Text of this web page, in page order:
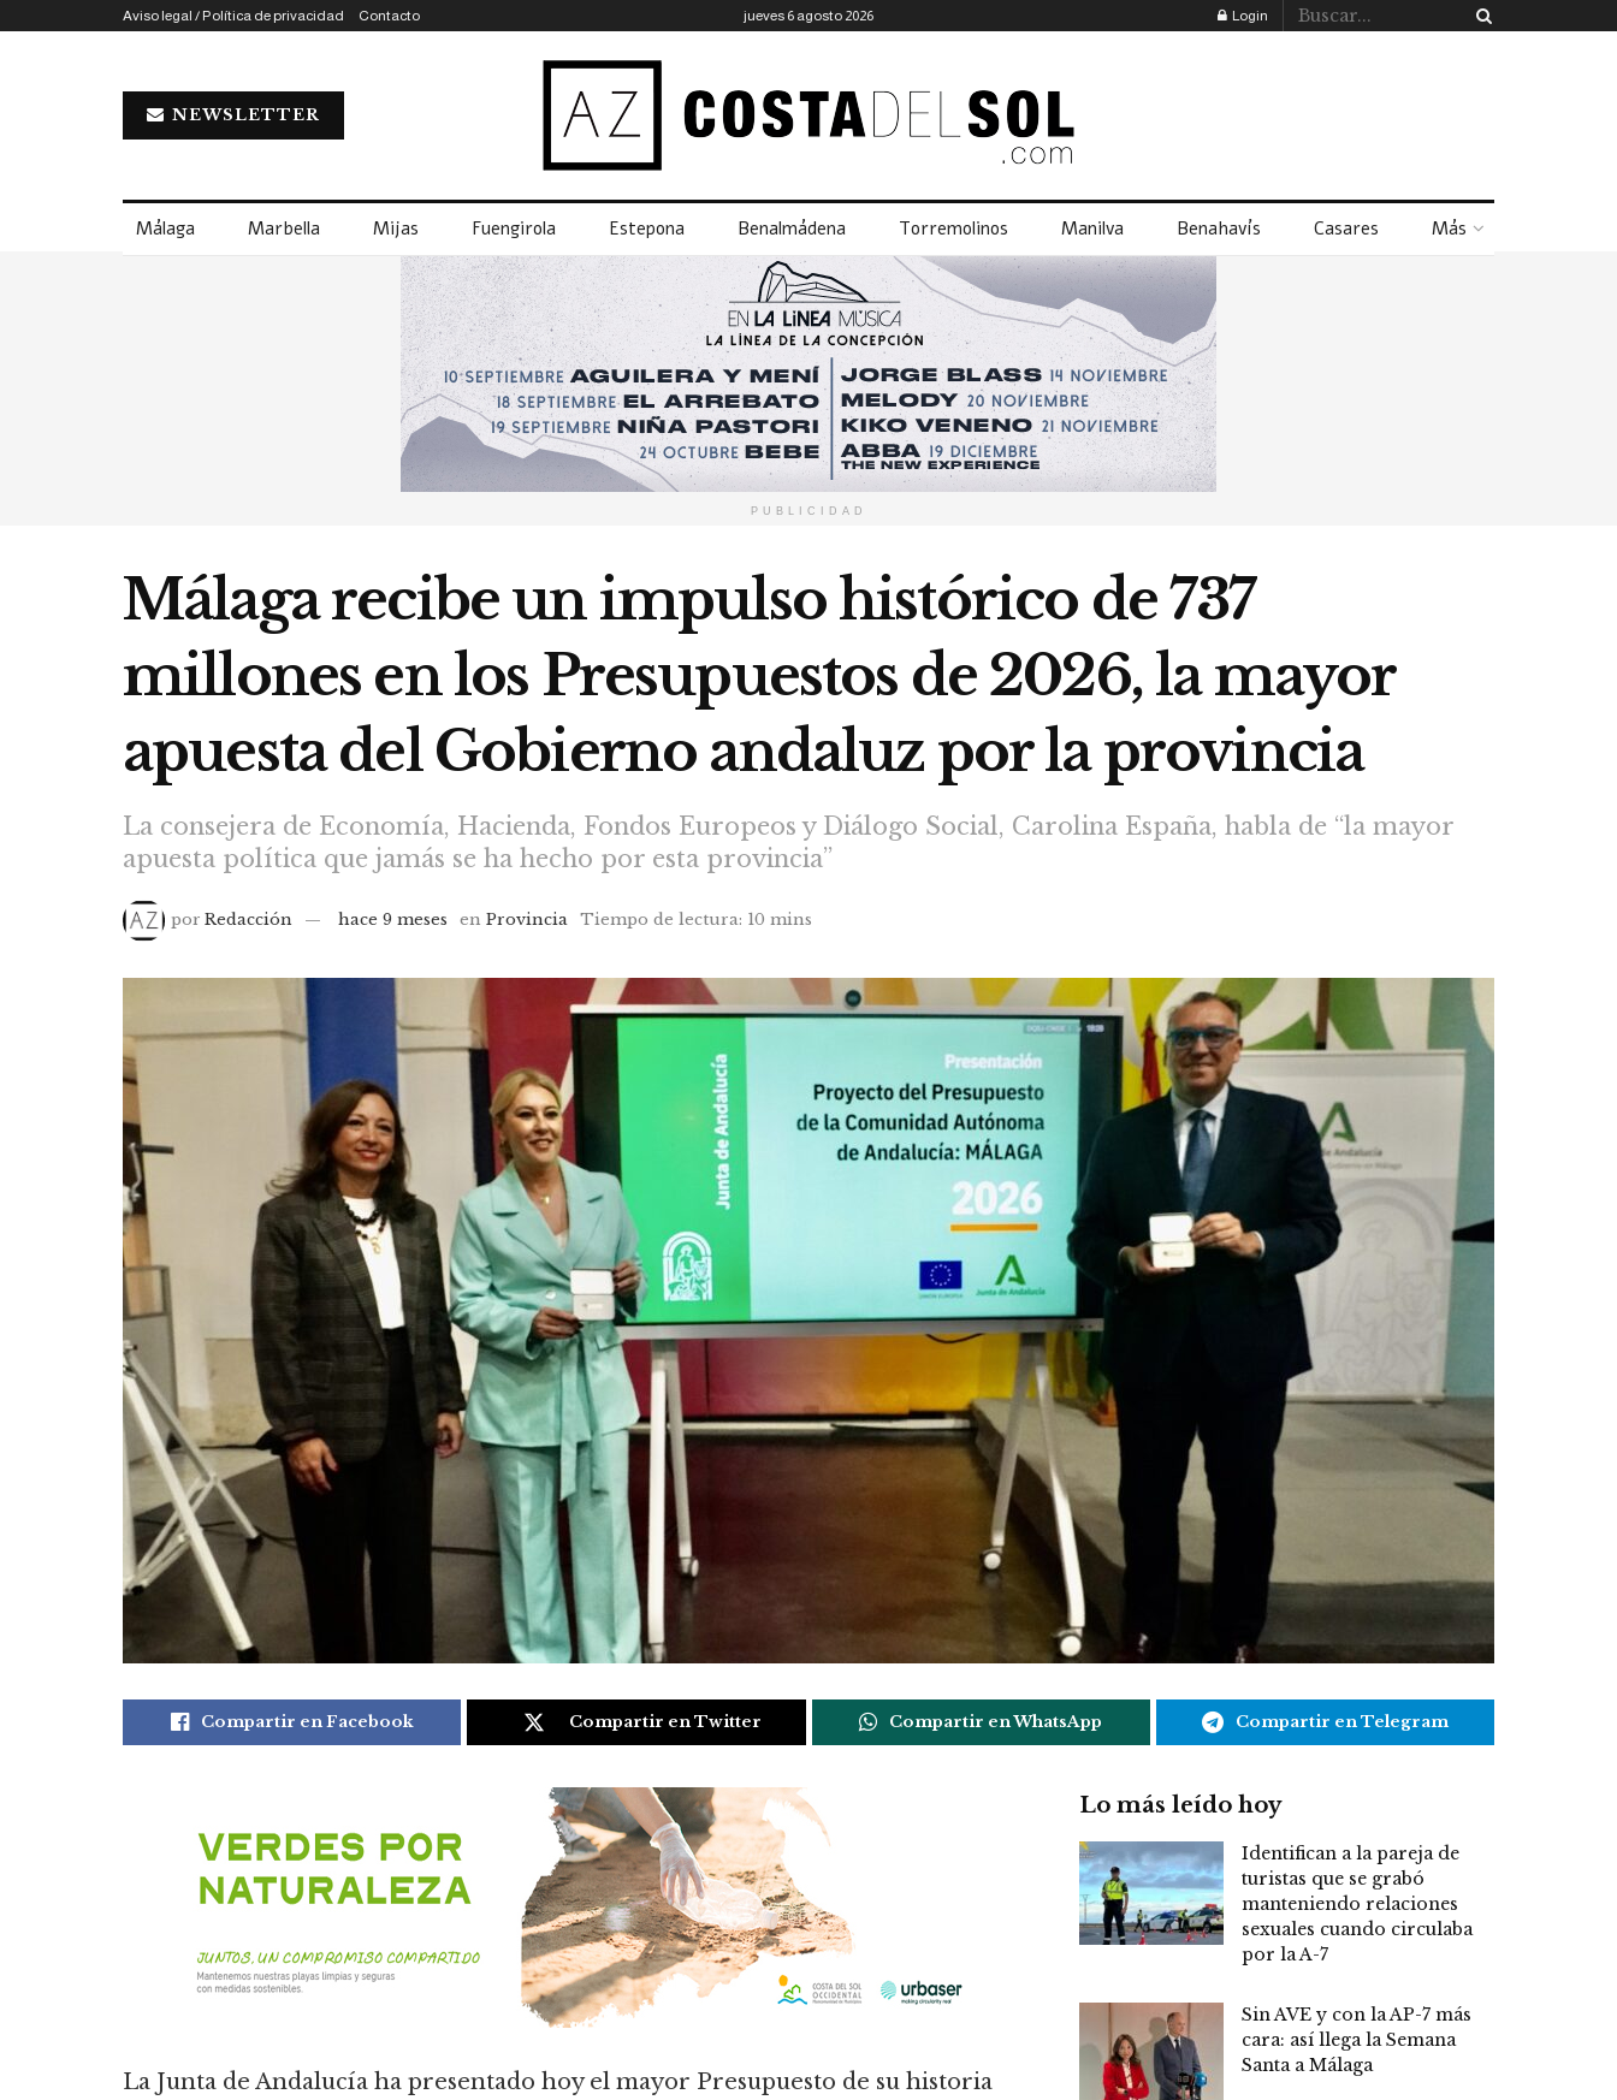
Aviso legal / Política de privacidad Contacto jueves 6 agosto 2026 Login
NEWSLETTER
Málaga Marbella Mijas Fuengirola Estepona Benalmádena Torremolinos Manilva Benahavís Casares Más
PUBLICIDAD
Málaga recibe un impulso histórico de 737
millones en los Presupuestos de 2026, la mayor
apuesta del Gobierno andaluz por la provincia
La consejera de Economía, Hacienda, Fondos Europeos y Diálogo Social, Carolina España, habla de “la mayor
apuesta política que jamás se ha hecho por esta provincia”
por Redacción hace 9 meses en Provincia Tiempo de lectura: 10 mins
Compartir en Facebook Compartir en Twitter Compartir en WhatsApp Compartir en Telegram
La Junta de Andalucía ha presentado hoy el mayor Presupuesto de su historia
Lo más leído hoy
Identifican a la pareja de
turistas que se grabó
manteniendo relaciones
sexuales cuando circulaba
por la A-7
Sin AVE y con la AP-7 más
cara: así llega la Semana
Santa a Málaga